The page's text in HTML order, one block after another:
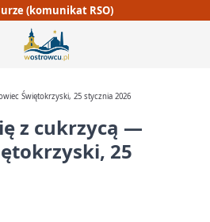
(komunikat RSO)
Świętokrzyski, 25 stycznia 2026
z cukrzycą —
25